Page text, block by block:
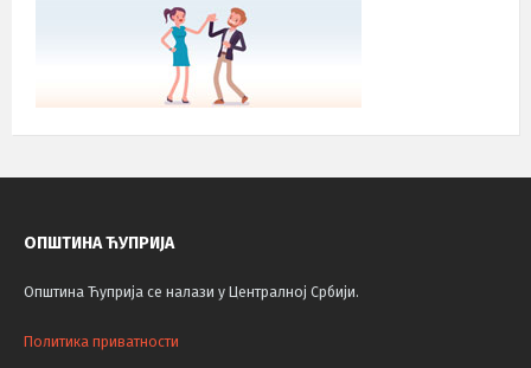
ОПШТИНА ЋУПРИЈА
Општина Ћуприја се налази у Централној Србији.
Политика приватности